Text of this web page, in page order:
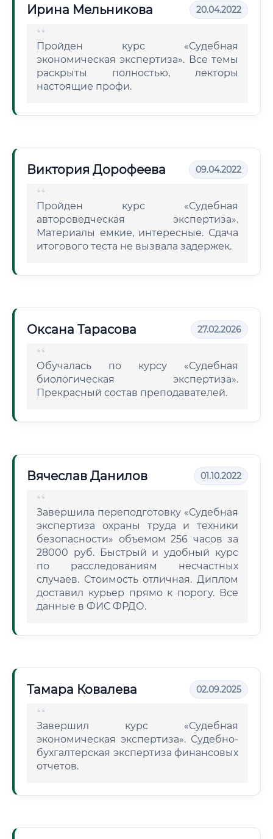
Ирина Мельникова 20.04.2022
Пройден курс «Судебная
экономическая экспертиза». Все темы
раскрыты полностью, лекторы
настоящие профи.
Виктория Дорофеева 09.04.2022
Пройден курс «Судебная
автороведческая экспертиза».
Материалы емкие, интересные. Сдача
итогового теста не вызвала задержек.
Оксана Тарасова 27.02.2026
Обучалась по курсу «Судебная
биологическая экспертиза».
Прекрасный состав преподавателей.
Вячеслав Данилов 01.10.2022
Завершила переподготовку «Судебная
экспертиза охраны труда и техники
безопасности» объемом 256 часов за
28000 руб. Быстрый и удобный курс
по расследованиям несчастных
случаев. Стоимость отличная. Диплом
доставил курьер прямо к порогу. Все
данные в ФИС ФРДО.
Тамара Ковалева 02.09.2025
Завершил курс «Судебная
экономическая экспертиза». Судебно-
бухгалтерская экспертиза финансовых
отчетов.